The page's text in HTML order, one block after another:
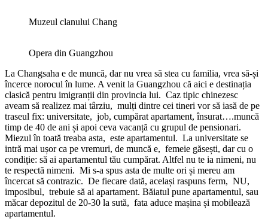
Muzeul clanului Chang
Opera din Guangzhou
La Changsaha e de muncă, dar nu vrea să stea cu familia, vrea să-și
încerce norocul în lume. A venit la Guangzhou că aici e destinația
clasică pentru imigranții din provincia lui. Caz tipic chinezesc
aveam să realizez mai târziu, mulți dintre cei tineri vor să iasă de pe
traseul fix: universitate, job, cumpărat apartament, însurat….muncă
timp de 40 de ani și apoi ceva vacanță cu grupul de pensionari.
Miezul în toată treaba asta, este apartamentul. La universitate se
intră mai ușor ca pe vremuri, de muncă e, femeie găsești, dar cu o
condiție: să ai apartamentul tău cumpărat. Altfel nu te ia nimeni, nu
te respectă nimeni. Mi s-a spus asta de multe ori și mereu am
încercat să contrazic. De fiecare dată, același raspuns ferm, NU,
imposibul, trebuie să ai apartament. Băiatul pune apartamentul, sau
măcar depozitul de 20-30 la sută, fata aduce mașina și mobilează
apartamentul.